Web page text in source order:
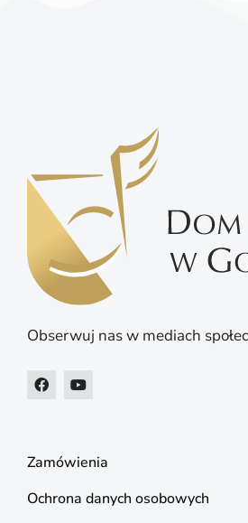
Obserwuj nas w mediach
Zamówienia
Ochrona danych osobowych